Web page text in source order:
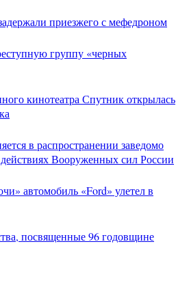
приезжего с мефедроном
группу «черных
кинотеатра Спутник открылась
в распространении заведомо
Вооруженных сил России
автомобиль «Ford» улетел в
посвященные 96 годовщине